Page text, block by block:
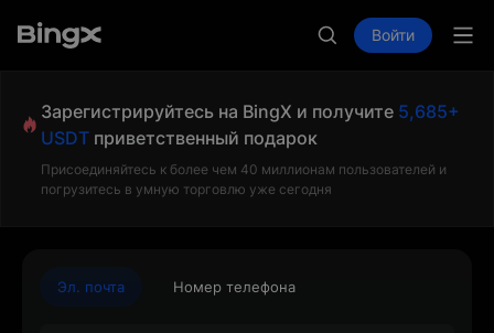
Войти
Зарегистрируйтесь на BingX и получите 5,685+
USDT приветственный подарок
Присоединяйтесь к более чем 40 миллионам пользователей и
погрузитесь в умную торговлю уже сегодня
Эл. почта Номер телефона